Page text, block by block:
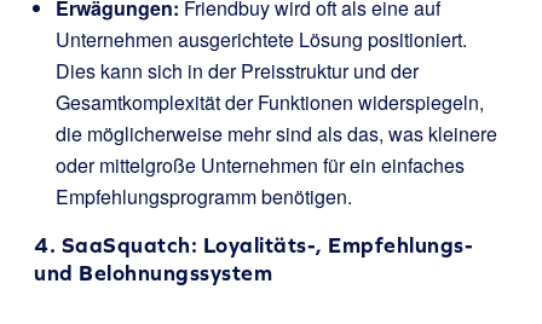
Erwägungen: Friendbuy wird oft als eine auf
Unternehmen ausgerichtete Lösung positioniert.
Dies kann sich in der Preisstruktur und der
Gesamtkomplexität der Funktionen widerspiegeln,
die möglicherweise mehr sind als das, was kleinere
oder mittelgroße Unternehmen für ein einfaches
Empfehlungsprogramm benötigen.
4. SaaSquatch: Loyalitäts-, Empfehlungs-
und Belohnungssystem